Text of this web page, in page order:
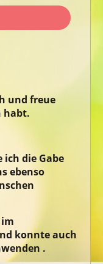
und freue
habt.
die Gabe
ebenso
konnte auch
.